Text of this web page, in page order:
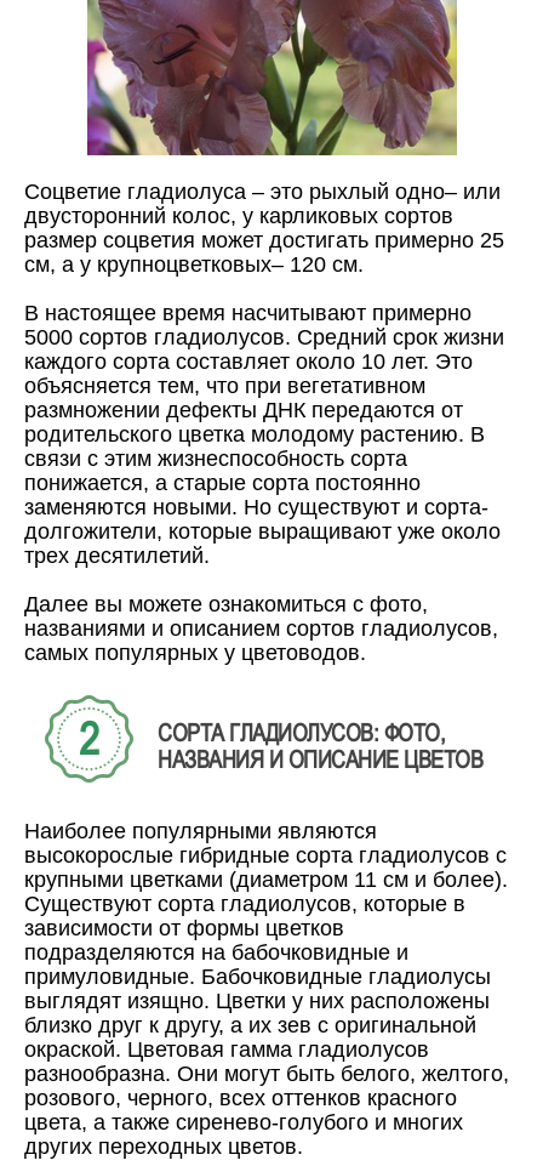
Соцветие гладиолуса – это рыхлый одно– или
двусторонний колос, у карликовых сортов
размер соцветия может достигать примерно 25
см, а у крупноцветковых– 120 см.
В настоящее время насчитывают примерно
5000 сортов гладиолусов. Средний срок жизни
каждого сорта составляет около 10 лет. Это
объясняется тем, что при вегетативном
размножении дефекты ДНК передаются от
родительского цветка молодому растению. В
связи с этим жизнеспособность сорта
понижается, а старые сорта постоянно
заменяются новыми. Но существуют и сорта-
долгожители, которые выращивают уже около
трех десятилетий.
Далее вы можете ознакомиться с фото,
названиями и описанием сортов гладиолусов,
самых популярных у цветоводов.
СОРТА ГЛАДИОЛУСОВ: ФОТО,
НАЗВАНИЯ И ОПИСАНИЕ ЦВЕТОВ
Наиболее популярными являются
высокорослые гибридные сорта гладиолусов с
крупными цветками (диаметром 11 см и более).
Существуют сорта гладиолусов, которые в
зависимости от формы цветков
подразделяются на бабочковидные и
примуловидные. Бабочковидные гладиолусы
выглядят изящно. Цветки у них расположены
близко друг к другу, а их зев с оригинальной
окраской. Цветовая гамма гладиолусов
разнообразна. Они могут быть белого, желтого,
розового, черного, всех оттенков красного
цвета, а также сиренево-голубого и многих
других переходных цветов.